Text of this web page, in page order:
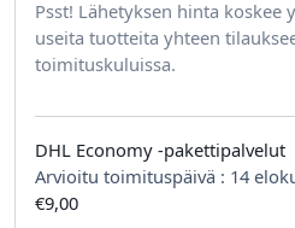
Psst! Lähetyksen hinta koskee
useita tuotteita yhteen
toimituskuluissa.
DHL Economy -pakettipalvelut
Arvioitu toimituspäivä : 14
€9,00